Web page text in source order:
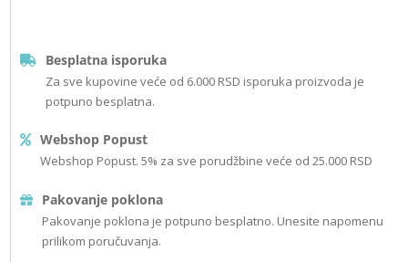
Besplatna isporuka
Za sve kupovine veće od 6.000 RSD isporuka proizvoda je
potpuno besplatna.
Webshop Popust
Webshop Popust. 5% za sve porudžbine veće od 25.000 RSD
Pakovanje poklona
Pakovanje poklona je potpuno besplatno. Unesite napomenu
prilikom poručuvanja.